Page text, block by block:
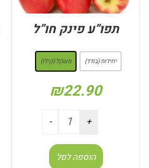
תפו”ע פינק חו”ל
יחידות (בודד) משקל (קילו)
₪22.90
הוספה לסל